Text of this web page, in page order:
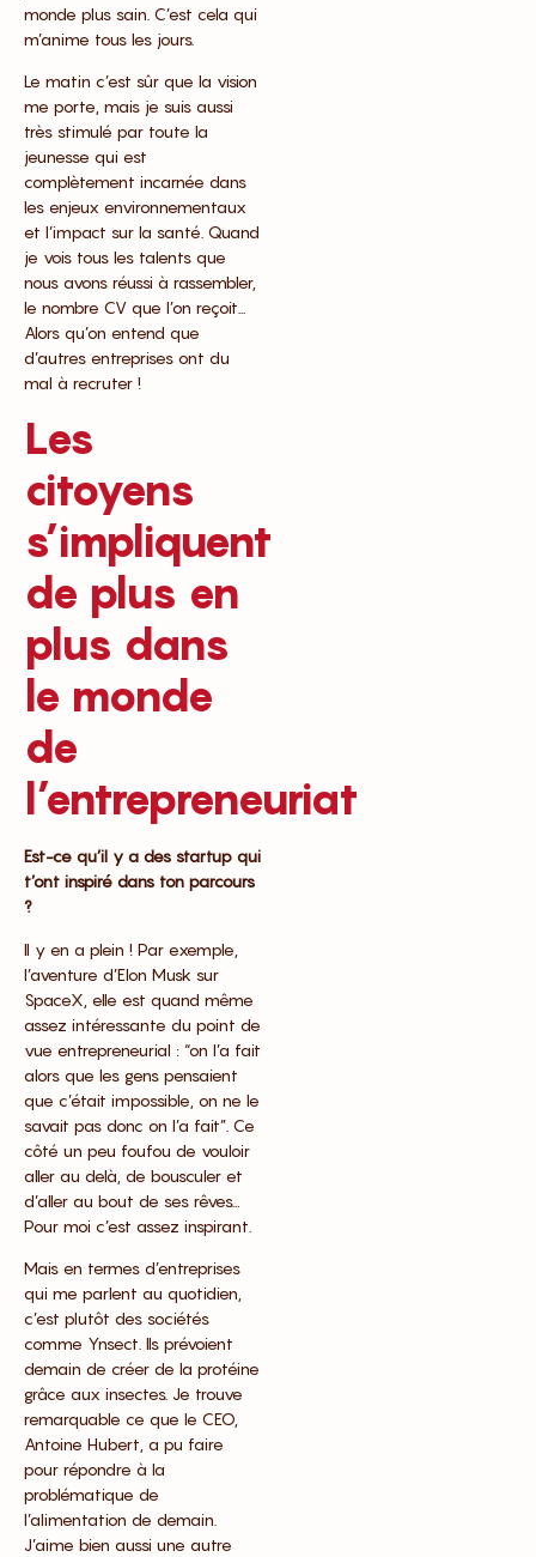
monde plus sain. C’est cela qui
m’anime tous les jours.
Le matin c’est sûr que la vision
me porte, mais je suis aussi
très stimulé par toute la
jeunesse qui est
complètement incarnée dans
les enjeux environnementaux
et l’impact sur la santé. Quand
je vois tous les talents que
nous avons réussi à rassembler,
le nombre CV que l’on reçoit…
Alors qu’on entend que
d’autres entreprises ont du
mal à recruter !
Les
citoyens
s’impliquent
de plus en
plus dans
le monde
de
l’entrepreneuriat
Est-ce qu’il y a des startup qui
t’ont inspiré dans ton parcours
?
Il y en a plein ! Par exemple,
l’aventure d’Elon Musk sur
SpaceX, elle est quand même
assez intéressante du point de
vue entrepreneurial : “on l’a fait
alors que les gens pensaient
que c’était impossible, on ne le
savait pas donc on l’a fait”. Ce
côté un peu foufou de vouloir
aller au delà, de bousculer et
d’aller au bout de ses rêves…
Pour moi c’est assez inspirant.
Mais en termes d’entreprises
qui me parlent au quotidien,
c’est plutôt des sociétés
comme Ynsect. Ils prévoient
demain de créer de la protéine
grâce aux insectes. Je trouve
remarquable ce que le CEO,
Antoine Hubert, a pu faire
pour répondre à la
problématique de
l’alimentation de demain.
J’aime bien aussi une autre